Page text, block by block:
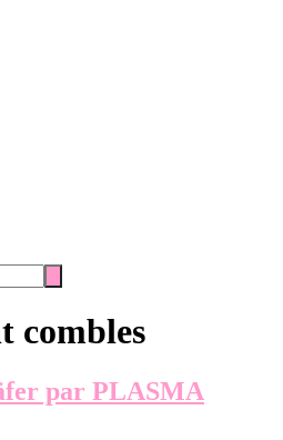
combles
par PLASMA